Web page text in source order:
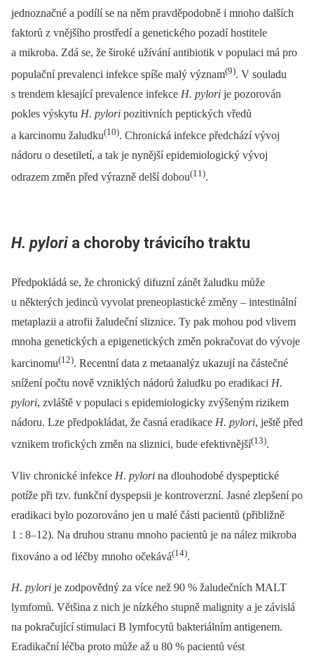
jednoznačné a podílí se na něm pravděpodobně i mnoho dalších
faktorů z vnějšího prostředí a genetického pozadí hostitele
a mikroba. Zdá se, že široké užívání antibiotik v populaci má pro
populační prevalenci infekce spíše malý význam(9). V souladu
s trendem klesající prevalence infekce H. pylori je pozorován
pokles výskytu H. pylori pozitivních peptických vředů
a karcinomu žaludku(10). Chronická infekce předchází vývoj
nádoru o desetiletí, a tak je nynější epidemiologický vývoj
odrazem změn před výrazně delší dobou(11).
H. pylori a choroby trávicího traktu
Předpokládá se, že chronický difuzní zánět žaludku může
u některých jedinců vyvolat preneoplastické změny –⁠ intestinální
metaplazii a atrofii žaludeční sliznice. Ty pak mohou pod vlivem
mnoha genetických a epigenetických změn pokračovat do vývoje
karcinomu(12). Recentní data z metaanalýz ukazují na částečné
snížení počtu nově vzniklých nádorů žaludku po eradikaci H.
pylori, zvláště v populaci s epidemiologicky zvýšeným rizikem
nádoru. Lze předpokládat, že časná eradikace H. pylori, ještě před
vznikem trofických změn na sliznici, bude efektivnější(13).
Vliv chronické infekce H. pylori na dlouhodobé dyspeptické
potíže při tzv. funkční dyspepsii je kontroverzní. Jasné zlepšení po
eradikaci bylo pozorováno jen u malé části pacientů (přibližně
1 : 8–12). Na druhou stranu mnoho pacientů je na nález mikroba
fixováno a od léčby mnoho očekává(14).
H. pylori je zodpovědný za více než 90 % žaludečních MALT
lymfomů. Většina z nich je nízkého stupně malignity a je závislá
na pokračující stimulaci B lymfocytů bakteriálním antigenem.
Eradikační léčba proto může až u 80 % pacientů vést